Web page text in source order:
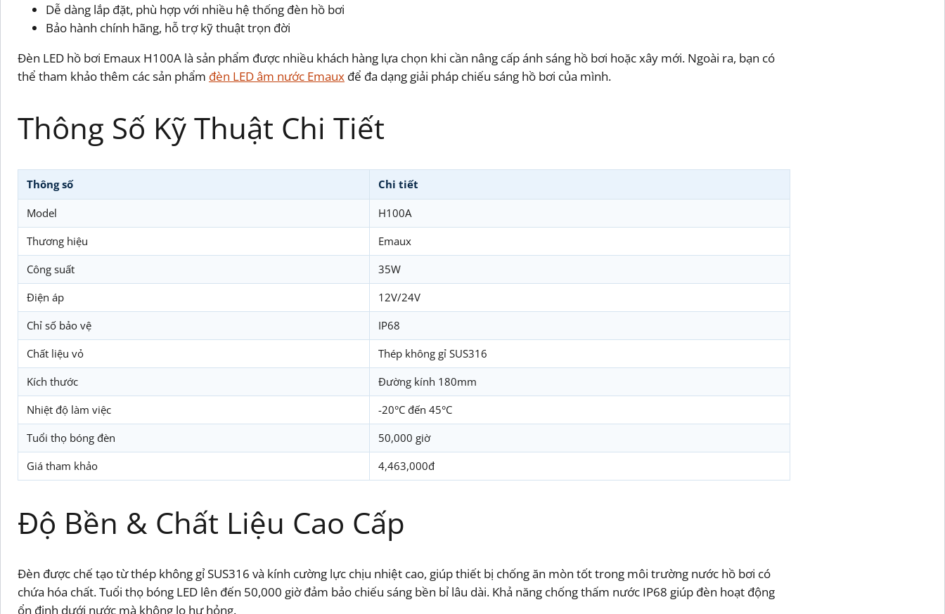
Dễ dàng lắp đặt, phù hợp với nhiều hệ thống đèn hồ bơi
Bảo hành chính hãng, hỗ trợ kỹ thuật trọn đời
Đèn LED hồ bơi Emaux H100A là sản phẩm được nhiều khách hàng lựa chọn khi cần nâng cấp ánh sáng hồ bơi hoặc xây mới. Ngoài ra, bạn có
thể tham khảo thêm các sản phẩm đèn LED âm nước Emaux để đa dạng giải pháp chiếu sáng hồ bơi của mình.
Thông Số Kỹ Thuật Chi Tiết
Thông số Chi tiết
Model H100A
Thương hiệu Emaux
Công suất 35W
Điện áp 12V/24V
Chỉ số bảo vệ IP68
Chất liệu vỏ Thép không gỉ SUS316
Kích thước Đường kính 180mm
Nhiệt độ làm việc -20°C đến 45°C
Tuổi thọ bóng đèn 50,000 giờ
Giá tham khảo 4,463,000đ
Độ Bền & Chất Liệu Cao Cấp
Đèn được chế tạo từ thép không gỉ SUS316 và kính cường lực chịu nhiệt cao, giúp thiết bị chống ăn mòn tốt trong môi trường nước hồ bơi có
chứa hóa chất. Tuổi thọ bóng LED lên đến 50,000 giờ đảm bảo chiếu sáng bền bỉ lâu dài. Khả năng chống thấm nước IP68 giúp đèn hoạt động
ổn định dưới nước mà không lo hư hỏng.